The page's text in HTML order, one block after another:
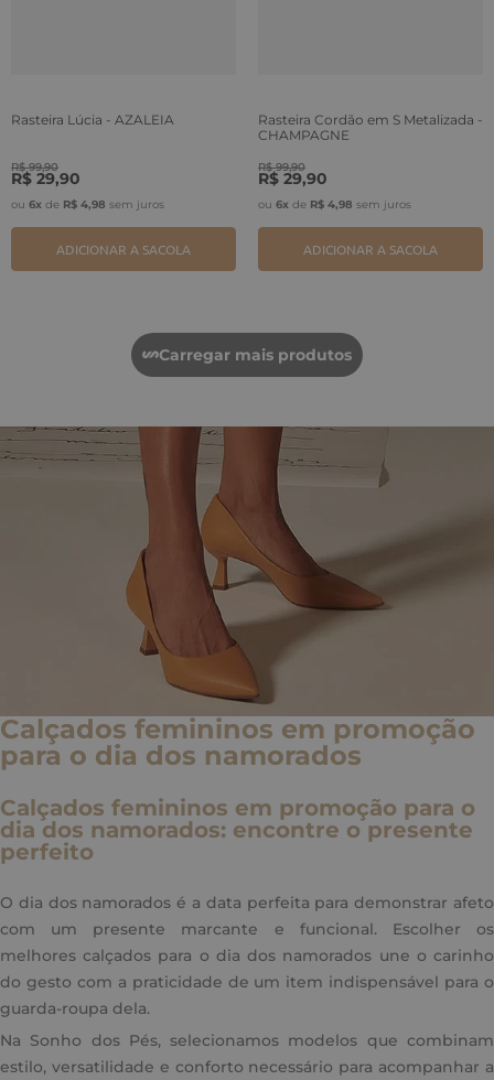
Rasteira Lúcia - AZALEIA
R$ 99,90
R$ 29,90
ou 6x de R$ 4,98 sem juros
ADICIONAR A SACOLA
Rasteira Cordão em S Metalizada -
CHAMPAGNE
R$ 99,90
R$ 29,90
ou 6x de R$ 4,98 sem juros
ADICIONAR A SACOLA
Calçados femininos em promoção
para o dia dos namorados
Calçados femininos em promoção para o
dia dos namorados: encontre o presente
perfeito
O dia dos namorados é a data perfeita para demonstrar afeto
com um presente marcante e funcional. Escolher os
melhores calçados para o dia dos namorados une o carinho
do gesto com a praticidade de um item indispensável para o
guarda-roupa dela.
Na Sonho dos Pés, selecionamos modelos que combinam
estilo, versatilidade e conforto necessário para acompanhar a